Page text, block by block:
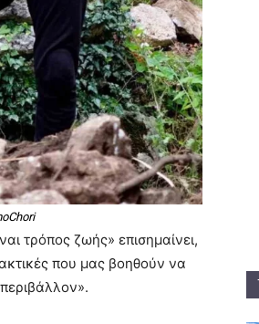
τρόπος ζωής» επισημαίνει,
που μας βοηθούν να